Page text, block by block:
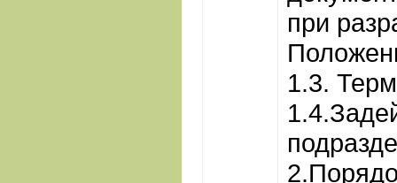
при
1.3.